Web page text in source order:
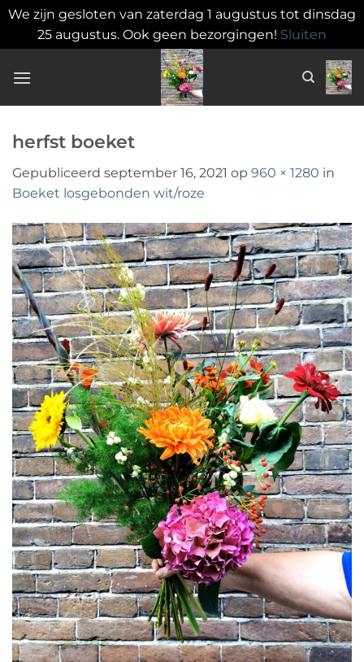
We zijn gesloten van zaterdag 1 augustus tot dinsdag
25 augustus. Ook geen bezorgingen! Sluiten
naar
herfst boeket
Gepubliceerd september 16, 2021 op 960 × 1280 in
Boeket losgebonden wit/roze